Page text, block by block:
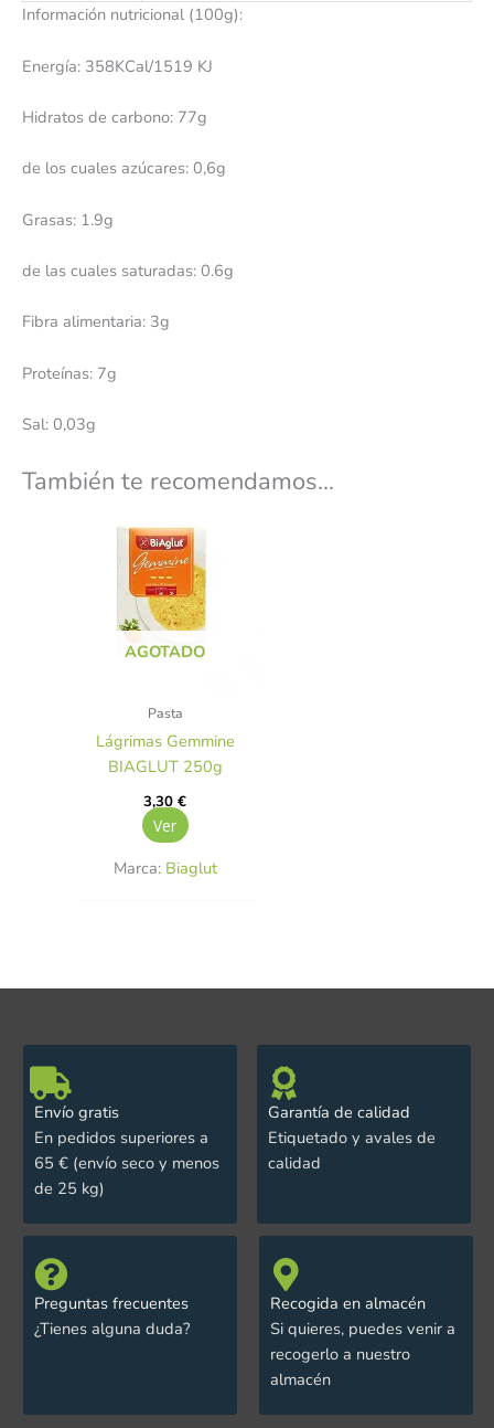
Información nutricional (100g):
Energía: 358KCal/1519 KJ
Hidratos de carbono: 77g
de los cuales azúcares: 0,6g
Grasas: 1.9g
de las cuales saturadas: 0.6g
Fibra alimentaria: 3g
Proteínas: 7g
Sal: 0,03g
También te recomendamos…
AGOTADO
Pasta
Lágrimas Gemmine
BIAGLUT 250g
3,30€
Ver
Marca: Biaglut
Envío gratis
En pedidos superiores a
65 € (envío seco y menos
de 25 kg)
Garantía de calidad
Etiquetado y avales de
calidad
Preguntas frecuentes
¿Tienes alguna duda?
Recogida en almacén
Si quieres, puedes venir a
recogerlo a nuestro
almacén